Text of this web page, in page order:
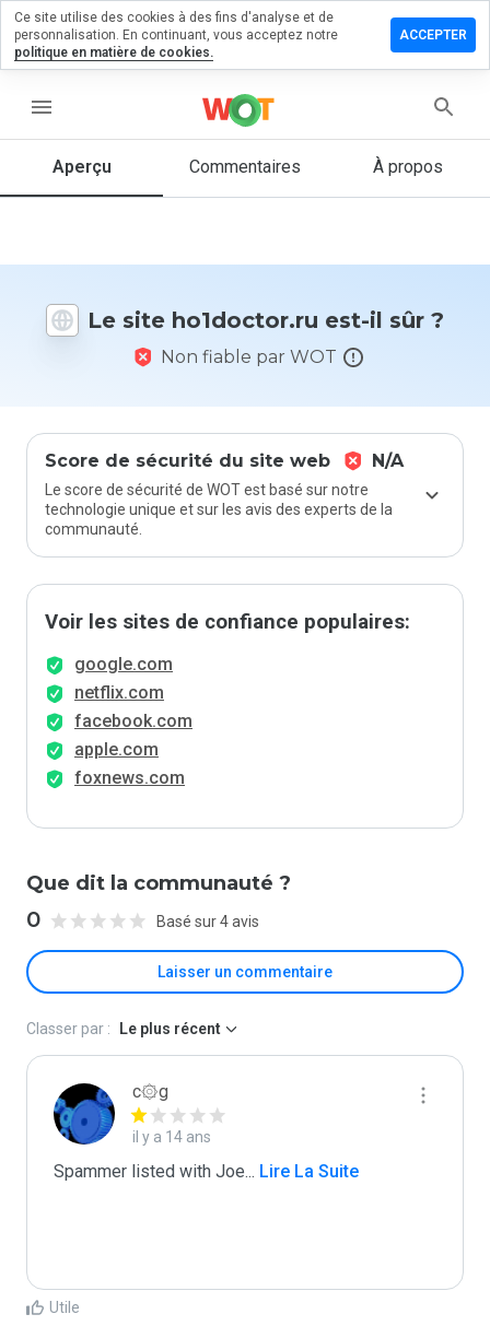
menu
Aperçu Commentaires À propos
Le site ho1doctor.ru est-il sûr ?
Non fiable par WOT
Score de sécurité du site web N/A
Le score de sécurité de WOT est basé sur notre
technologie unique et sur les avis des experts de la
communauté.
Voir les sites de confiance populaires:
google.com
netflix.com
facebook.com
apple.com
foxnews.com
Que dit la communauté ?
0 Basé sur 4 avis
Laisser un commentaire
un
1 et 5
vous à ce
site ?
Classer par : Le plus récent
c۞g
il y a 14 ans
Spammer listed with Joe... Lire La Suite
Utile
Ce site utilise des cookies à des fins d'analyse et de
personnalisation. En continuant, vous acceptez notre
politique en matière de cookies.
ACCEPTER